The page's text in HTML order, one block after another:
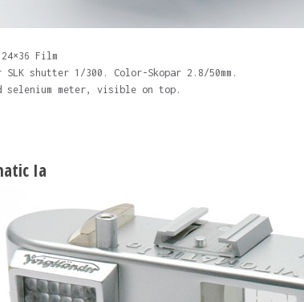
Film
SLK shutter 1/300. Color-Skopar 2.8/50mm.
selenium meter, visible on top.
Ia